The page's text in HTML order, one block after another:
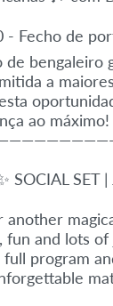
- Fecho de
de bengaleiro
a
ao máximo!
SOCIAL SET |
another
and lots of
program